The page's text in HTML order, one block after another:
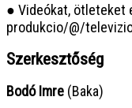
● Videókat, ötleteket
produkcio/@/
Szerkesztőség
Bodó Imre (Baka)